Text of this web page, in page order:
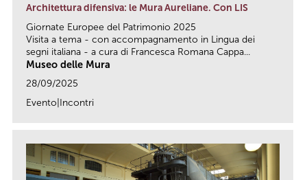
Architettura difensiva: le Mura Aureliane. Con LIS
Giornate Europee del Patrimonio 2025
Visita a tema - con accompagnamento in Lingua dei
segni italiana - a cura di Francesca Romana Cappa...
Museo delle Mura
28/09/2025
Evento|Incontri